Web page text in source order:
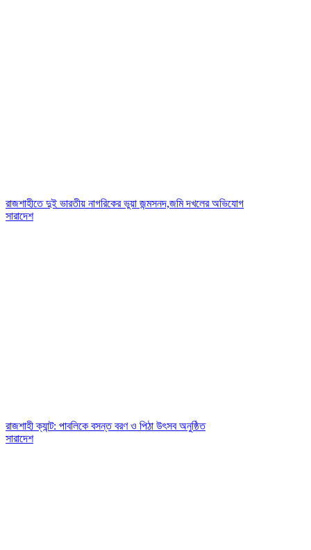
রাজশাহীতে দুই ভারতীয় নাগরিকের ভুয়া জন্মসনদ,জমি দখলের অভিযোগ
সারাদেশ
রাজশাহী ক্যান্ট: পাবলিকে বসন্ত বরণ ও পিঠা উৎসব অনুষ্ঠিত
সারাদেশ